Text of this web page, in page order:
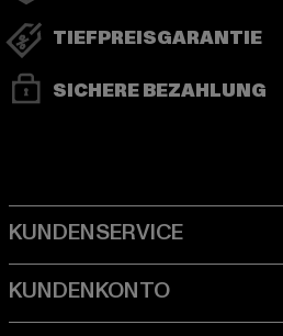
TIEFPREISGARANTIE
SICHERE BEZAHLUNG